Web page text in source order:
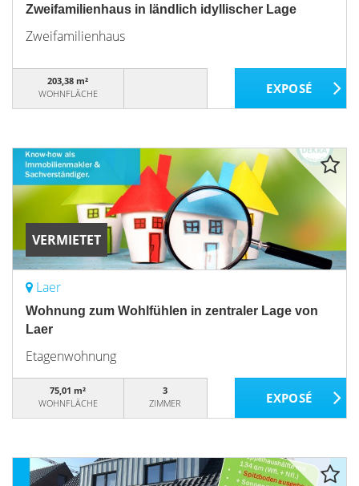
Zweifamilienhaus in ländlich idyllischer Lage
Zweifamilienhaus
203,38 m²
WOHNFLÄCHE
VERMIETET
Laer
Wohnung zum Wohlfühlen in zentraler Lage von
Laer
Etagenwohnung
75,01 m²
WOHNFLÄCHE
3
ZIMMER